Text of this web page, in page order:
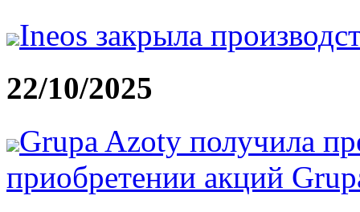
Ineos закрыла
22/10/2025
Grupa Azoty получила
приобретении акций